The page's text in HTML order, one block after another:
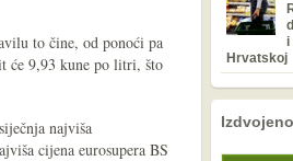
to čine, od ponoći pa
će 9,93 kune po litri, što
najviša
cijena eurosupera BS
i
Hrvatskoj
nema prethodne stranice
sljedećeIzdvojeno